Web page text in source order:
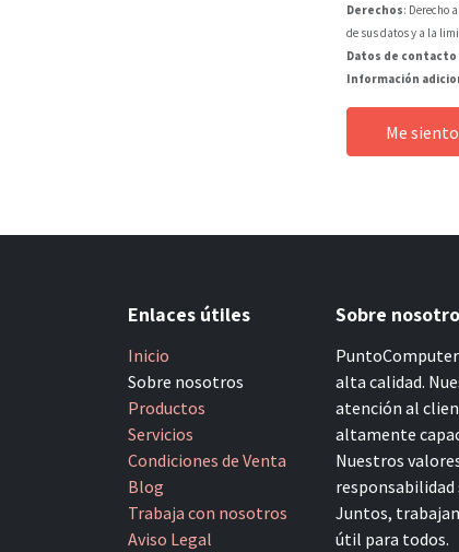
Derechos: Derecho
de sus datos y a la
Datos de
Información
Me
Enlaces útiles
Inicio
Sobre nosotros
Productos
Servicios
Condiciones de Venta
Blog
Trabaja con nosotros
Aviso Legal
Sobre
PuntoComputer
alta calidad.
atención al
altamente
Nuestros
responsabilidad
Juntos,
útil para todos.